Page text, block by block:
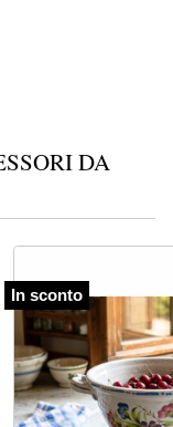
DA
In sconto